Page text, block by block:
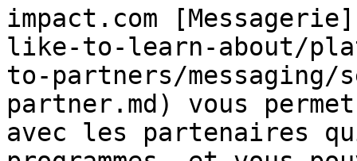
impact.com
like-to-learn-about/
to-partners/messaging/
partner.md) vous permet
avec les partenaires